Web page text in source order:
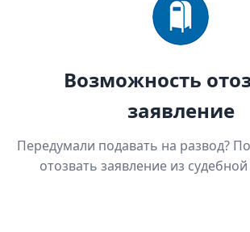
Возможность
заявление
Передумали подавать на развод?
отозвать заявление из